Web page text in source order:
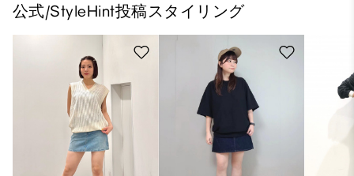
公式/StyleHint投稿スタイリング